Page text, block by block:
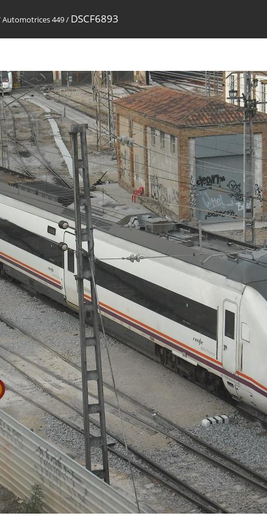
Automotrices 449/ DSCF6893